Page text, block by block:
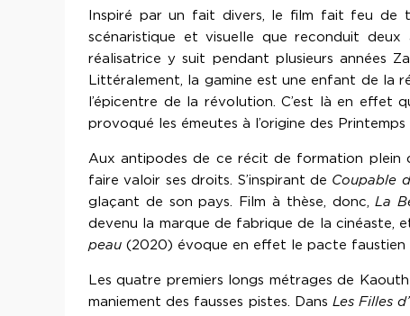
Inspiré par un fait divers, le film fait feu de
scénaristique et visuelle que reconduit
réalisatrice y suit pendant plusieurs années
Littéralement, la gamine est une enfant de la
l’épicentre de la révolution. C’est là en effet
provoqué les émeutes à l’origine des Printemps
Aux antipodes de ce récit de formation plein
faire valoir ses droits. S’inspirant de Coupable
glaçant de son pays. Film à thèse, donc,La
devenu la marque de fabrique de la cinéaste,
peau (2020) évoque en effet le pacte faustien
Les quatre premiers longs métrages de
maniement des fausses pistes. Dans Les Filles